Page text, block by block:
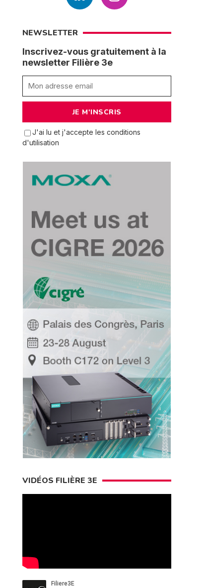
NEWSLETTER
Inscrivez-vous gratuitement à la
newsletter Filière 3e
J'ai lu et j'accepte les conditions
d'utilisation
VIDÉOS FILIÈRE 3E